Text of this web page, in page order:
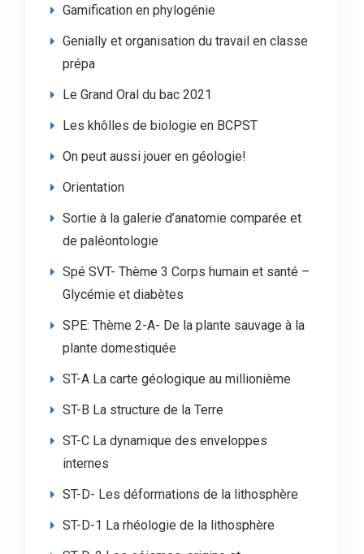
Gamification en phylogénie
Genially et organisation du travail en classe
prépa
Le Grand Oral du bac 2021
Les khôlles de biologie en BCPST
On peut aussi jouer en géologie!
Orientation
Sortie à la galerie d’anatomie comparée et
de paléontologie
Spé SVT- Thème 3 Corps humain et santé –
Glycémie et diabètes
SPE: Thème 2-A- De la plante sauvage à la
plante domestiquée
ST-A La carte géologique au millionième
ST-B La structure de la Terre
ST-C La dynamique des enveloppes
internes
ST-D- Les déformations de la lithosphère
ST-D-1 La rhéologie de la lithosphère